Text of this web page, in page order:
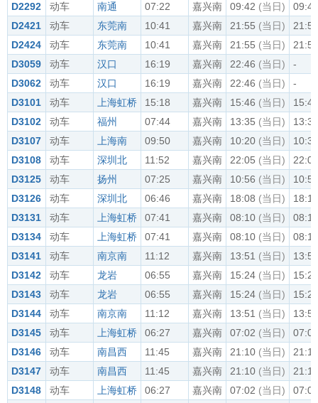
D2292
动车 南通 07:22 嘉兴南 09:42 (当日)
09:44
D2421
动车 东莞南 10:41 嘉兴南 21:55 (当日)
21:57
D2424
动车 东莞南 10:41 嘉兴南 21:55 (当日)
21:57
D3059
动车 汉口 16:19 嘉兴南 22:46 (当日)
-
D3062
动车 汉口 16:19 嘉兴南 22:46 (当日)
-
D3101
动车 上海虹桥 15:18 嘉兴南 15:46 (当日)
15:48
D3102
动车 福州 07:44 嘉兴南 13:35 (当日)
13:37
D3107
动车 上海南 09:50 嘉兴南 10:20 (当日)
10:30
D3108
动车 深圳北 11:52 嘉兴南 22:05 (当日)
22:07
D3125
动车 扬州 07:25 嘉兴南 10:56 (当日)
10:58
D3126
动车 深圳北 06:46 嘉兴南 18:08 (当日)
18:14
D3131
动车 上海虹桥 07:41 嘉兴南 08:10 (当日)
08:12
D3134
动车 上海虹桥 07:41 嘉兴南 08:10 (当日)
08:12
D3141
动车 南京南 11:12 嘉兴南 13:51 (当日)
13:53
D3142
动车 龙岩 06:55 嘉兴南 15:24 (当日)
15:27
D3143
动车 龙岩 06:55 嘉兴南 15:24 (当日)
15:27
D3144
动车 南京南 11:12 嘉兴南 13:51 (当日)
13:53
D3145
动车 上海虹桥 06:27 嘉兴南 07:02 (当日)
07:04
D3146
动车 南昌西 11:45 嘉兴南 21:10 (当日)
21:12
D3147
动车 南昌西 11:45 嘉兴南 21:10 (当日)
21:12
D3148
动车 上海虹桥 06:27 嘉兴南 07:02 (当日)
07:04